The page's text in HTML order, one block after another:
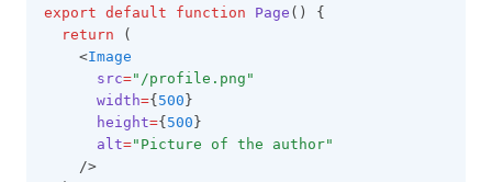
export default function Page () {
return (
    <
Image
src="/profile.png"
width={ 500 }
height={ 500 }
alt="Picture of the author"
    />